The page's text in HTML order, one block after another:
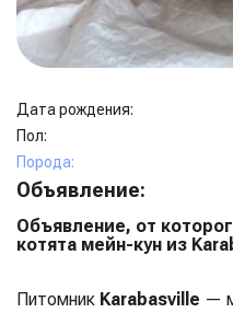
Дата рождения:
Пол:
Порода:
Объявление:
Объявление, от
котята мейн-кун из
Питомник Karabasville —